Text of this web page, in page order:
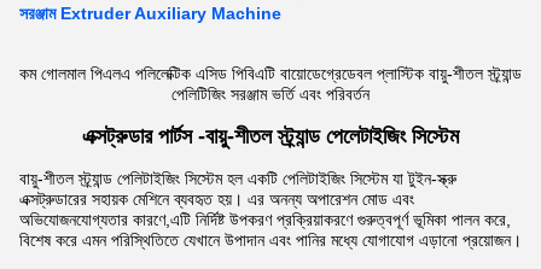
সরঞ্জাম Extruder Auxiliary Machine
কম গোলমাল পিএলএ পলিলেক্টিক এসিড পিবিএটি বায়োডেগ্রেডেবল প্লাস্টিক বায়ু-শীতল স্ট্র্যান্ড
পেলিটিজিং সরঞ্জাম ভর্তি এবং পরিবর্তন
এক্সট্রুডার পার্টস -বায়ু-শীতল স্ট্র্যান্ড পেলেটাইজিং সিস্টেম
বায়ু-শীতল স্ট্র্যান্ড পেলিটাইজিং সিস্টেম হল একটি পেলিটাইজিং সিস্টেম যা টুইন-স্ক্রু
এক্সট্রুডারের সহায়ক মেশিনে ব্যবহৃত হয়। এর অনন্য অপারেশন মোড এবং
অভিযোজনযোগ্যতার কারণে,এটি নির্দিষ্ট উপকরণ প্রক্রিয়াকরণে গুরুত্বপূর্ণ ভূমিকা পালন করে,
বিশেষ করে এমন পরিস্থিতিতে যেখানে উপাদান এবং পানির মধ্যে যোগাযোগ এড়ানো প্রয়োজন।